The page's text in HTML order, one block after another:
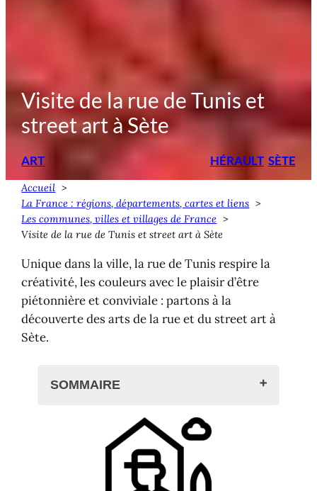
Visite de la rue de Tunis et
street art à Sète
ART HÉRAULT SÈTE
Accueil
La France : régions, départements, cartes et liens
Les communes, villes et villages de France
Visite de la rue de Tunis et street art à Sète
Unique dans la ville, la rue de Tunis respire la
créativité, les couleurs avec le plaisir d’être
piétonnière et conviviale : partons à la
découverte des arts de la rue et du street art à
Sète.
SOMMAIRE
Sète et le street art
Rue de Tunis
La rue de Tunis, c'est où ?
Bienvenue à Sète